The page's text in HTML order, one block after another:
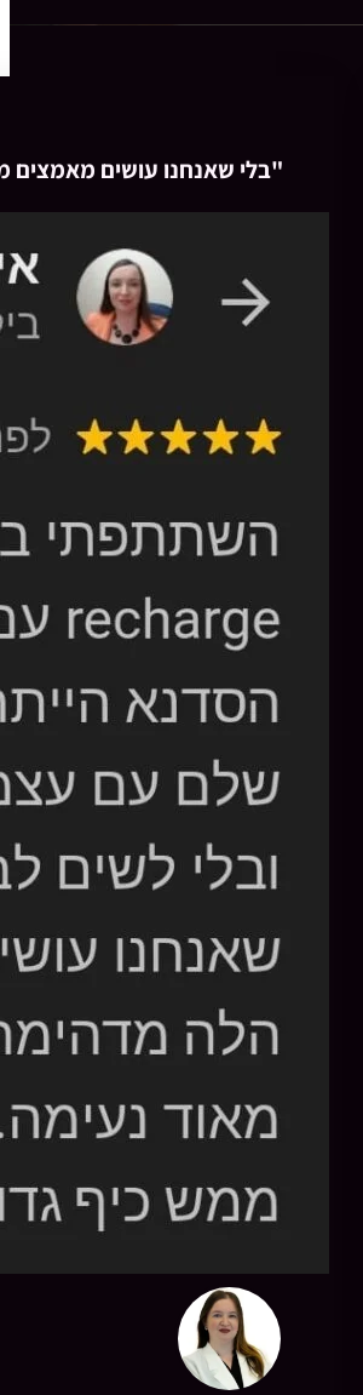
"בלי שאנחנו עושים מאמצים